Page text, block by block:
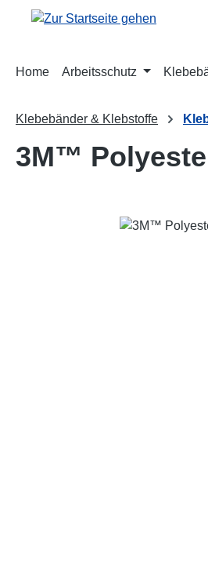
Hauptinhalt springen
Zur Suche springen
Zur Hauptnavigation springen
Home Arbeitsschutz
Klebebänder & Klebstoffe
3M™
Bildergalerie überspringen